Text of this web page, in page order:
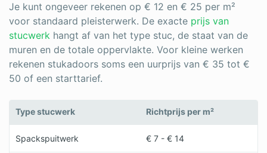
Je kunt ongeveer rekenen op € 12 en € 25 per m²
voor standaard pleisterwerk. De exacte prijs van
stucwerk hangt af van het type stuc, de staat van de
muren en de totale oppervlakte. Voor kleine werken
rekenen stukadoors soms een uurprijs van € 35 tot €
50 of een starttarief.
Type stucwerk Richtprijs per m²
Spackspuitwerk € 7 - € 14